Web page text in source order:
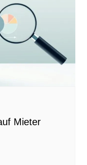
Mieter